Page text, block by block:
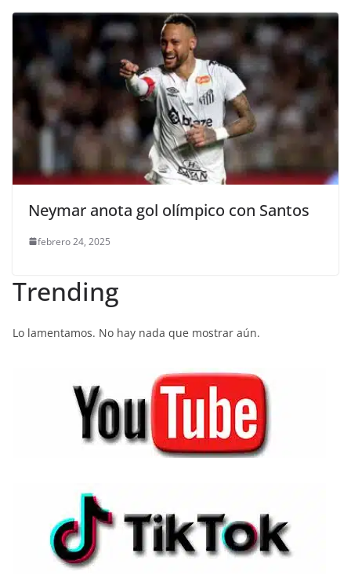
Neymar anota gol olímpico con Santos
febrero 24, 2025
Trending
Lo lamentamos. No hay nada que mostrar aún.